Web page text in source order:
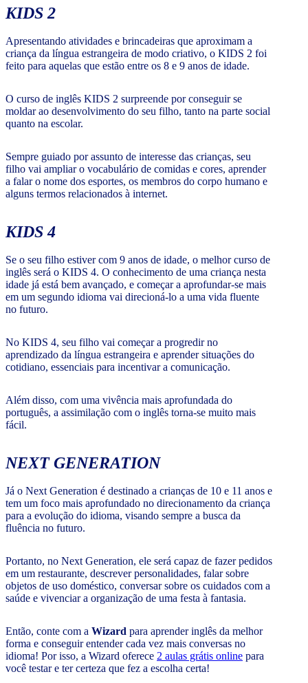
KIDS 2
Apresentando atividades e brincadeiras que aproximam a
criança da língua estrangeira de modo criativo, o KIDS 2 foi
feito para aquelas que estão entre os 8 e 9 anos de idade.
O curso de inglês KIDS 2 surpreende por conseguir se
moldar ao desenvolvimento do seu filho, tanto na parte social
quanto na escolar.
Sempre guiado por assunto de interesse das crianças, seu
filho vai ampliar o vocabulário de comidas e cores, aprender
a falar o nome dos esportes, os membros do corpo humano e
alguns termos relacionados à internet.
KIDS 4
Se o seu filho estiver com 9 anos de idade, o melhor curso de
inglês será o KIDS 4. O conhecimento de uma criança nesta
idade já está bem avançado, e começar a aprofundar-se mais
em um segundo idioma vai direcioná-lo a uma vida fluente
no futuro.
No KIDS 4, seu filho vai começar a progredir no
aprendizado da língua estrangeira e aprender situações do
cotidiano, essenciais para incentivar a comunicação.
Além disso, com uma vivência mais aprofundada do
português, a assimilação com o inglês torna-se muito mais
fácil.
NEXT GENERATION
Já o Next Generation é destinado a crianças de 10 e 11 anos e
tem um foco mais aprofundado no direcionamento da criança
para a evolução do idioma, visando sempre a busca da
fluência no futuro.
Portanto, no Next Generation, ele será capaz de fazer pedidos
em um restaurante, descrever personalidades, falar sobre
objetos de uso doméstico, conversar sobre os cuidados com a
saúde e vivenciar a organização de uma festa à fantasia.
Então, conte com a Wizard para aprender inglês da melhor
forma e conseguir entender cada vez mais conversas no
idioma! Por isso, a Wizard oferece 2 aulas grátis online para
você testar e ter certeza que fez a escolha certa!